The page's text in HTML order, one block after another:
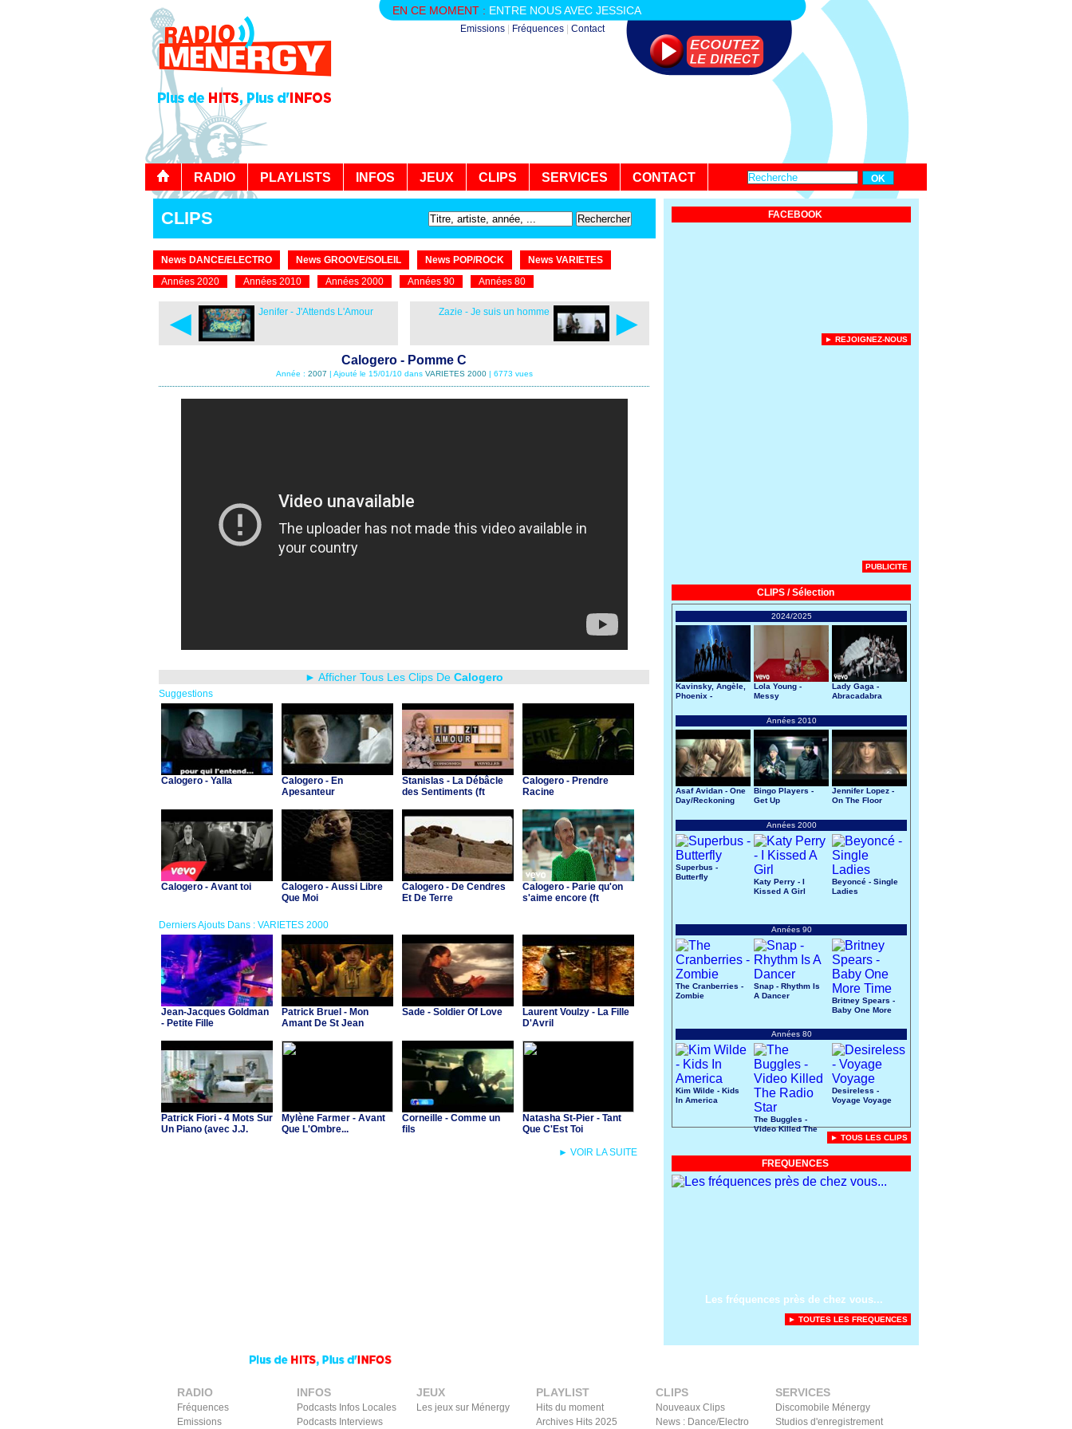
EN CE MOMENT : ENTRE NOUS AVEC JESSICA
Emissions Fréquences Contact
RADIO PLAYLISTS INFOS JEUX CLIPS SERVICES CONTACT
CLIPS
News DANCE/ELECTRO News GROOVE/SOLEIL News POP/ROCK
News VARIETES
Années 2020
Années 2010 Années 2000 Années 90 Années 80
◄ Jenifer - J'Attends L'Amour ►
Zazie - Je suis un homme
Calogero - Pomme C
Année : 2007 | Ajouté le 15/01/10 dans VARIETES 2000| 6773 vues
► Afficher Tous Les Clips De Calogero
Suggestions
Calogero - Yalla
Calogero - En
Apesanteur
Stanislas - La Débâcle
des Sentiments (ft
Calogero - Prendre
Racine
Calogero - Avant toi
Calogero - Aussi Libre
Que Moi
Calogero - De Cendres
Et De Terre
Calogero - Parie qu'on
s'aime encore (ft
Derniers Ajouts Dans : VARIETES 2000
Jean-Jacques Goldman
- Petite Fille
Patrick Bruel - Mon
Amant De St Jean
Sade - Soldier Of Love
Laurent Voulzy - La Fille
D'Avril
Patrick Fiori - 4 Mots Sur
Un Piano (avec J.J.
Mylène Farmer - Avant
Que L'Ombre...
Corneille - Comme un
fils
Natasha St-Pier - Tant
Que C'Est Toi
► VOIR LA SUITE
FACEBOOK
► REJOIGNEZ-NOUS
PUBLICITE
CLIPS / Sélection
2024/2025
Kavinsky, Angèle,
Phoenix -
Lola Young -
Messy
Lady Gaga -
Abracadabra
Années 2010
Asaf Avidan - One
Day/Reckoning
Bingo Players -
Get Up
Jennifer Lopez -
On The Floor
Années 2000
Superbus -
Butterfly
Katy Perry - I
Kissed A Girl
Beyoncé - Single
Ladies
Années 90
The Cranberries -
Zombie
Snap - Rhythm Is
A Dancer
Britney Spears -
Baby One More
Années 80
Kim Wilde - Kids
In America
The Buggles -
Video Killed The
Desireless -
Voyage Voyage
► TOUS LES CLIPS
FREQUENCES
Les fréquences près de chez vous...
► TOUTES LES FREQUENCES
RADIO
Fréquences
Emissions
INFOS
Podcasts Infos Locales
Podcasts Interviews
JEUX
Les jeux sur Ménergy
PLAYLIST
Hits du moment
Archives Hits 2025
CLIPS
Nouveaux Clips
News : Dance/Electro
SERVICES
Discomobile Ménergy
Studios d'enregistrement